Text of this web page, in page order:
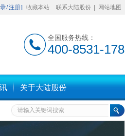
/注册] 收藏本站 联系大陆股份 网站地图
全国服务热线：
400-8531-178
关于大陆股份